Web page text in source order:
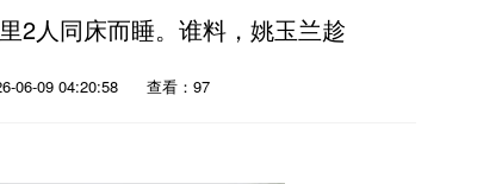
2人同床而睡。谁料，姚玉兰趁
06-09 04:20:58 查看：97